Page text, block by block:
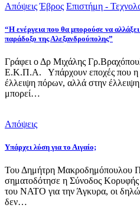
Απόψεις Έβρος Επιστήμη -
“Η ενέργεια που θα μπορούσε να
παράδοξο της Αλεξανδρούπολης”
Γράφει ο Δρ Μιχάλης
Ε.Κ.Π.Α. Υπάρχουν εποχές που η
έλλειψη πόρων, αλλά στην
μπορεί…
Απόψεις
Υπάρχει λύση για το Αιγαίο;
Του Δημήτρη Μακροδημόπουλου
σηματοδότησε η Σύνοδος
του ΝΑΤΟ για την Άγκυρα, οι
δεν…